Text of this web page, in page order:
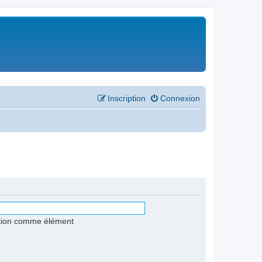
Connexion
Inscription
comme élément